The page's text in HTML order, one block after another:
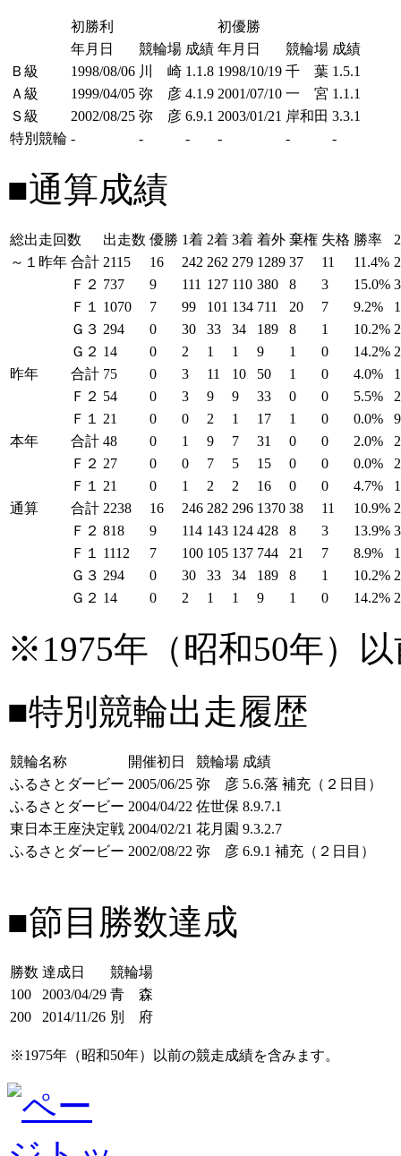
初勝利
初優勝
年月日
競輪場 成績 年月日 競輪場 成績
Ｂ級
1998/08/06 川 崎 1.1.8 1998/10/19 千 葉 1.5.1
Ａ級
1999/04/05 弥 彦 4.1.9 2001/07/10 一 宮 1.1.1
Ｓ級
2002/08/25 弥 彦 6.9.1 2003/01/21 岸和田 3.3.1
特別競輪 - - - - - -
■通算成績
総出走回数 出走数 優勝 1着 2着 3着 着外 棄権 失格 勝率
～１昨年 合計 2115 16 242 262 279 1289 37 11 11.4%
Ｆ２ 737 9 111 127 110 380 8 3 15.0%
Ｆ１
1070 7 99 101 134 711 20 7 9.2%
Ｇ３ 294 0 30 33 34 189 8 1 10.2%
Ｇ２ 14 0 2 1 1 9 1 0 14.2%
昨年
合計 75 0 3 11 10 50 1 0 4.0%
Ｆ２ 54 0 3 9 9 33 0 0 5.5%
Ｆ１
21 0 0 2 1 17 1 0 0.0%
本年
合計 48 0 1 9 7 31 0 0 2.0%
Ｆ２ 27 0 0 7 5 15 0 0 0.0%
Ｆ１
21 0 1 2 2 16 0 0 4.7%
通算
合計 2238 16 246 282 296 1370 38 11 10.9%
Ｆ２ 818 9 114 143 124 428 8 3 13.9%
Ｆ１
1112 7 100 105 137 744 21 7 8.9%
Ｇ３ 294 0 30 33 34 189 8 1 10.2%
Ｇ２ 14 0 2 1 1 9 1 0 14.2%
※1975年（昭和50年）
■特別競輪出走履歴
競輪名称 開催初日 競輪場 成績
ふるさとダービー 2005/06/25 弥 彦 5.6.落 補充（２日目）
ふるさとダービー 2004/04/22 佐世保 8.9.7.1
東日本王座決定戦 2004/02/21 花月園 9.3.2.7
ふるさとダービー 2002/08/22 弥 彦 6.9.1 補充（２日目）
■節目勝数達成
勝数 達成日
競輪場
100
2003/04/29 青 森
200
2014/11/26 別 府
※1975年（昭和50年）以前の競走成績を含みます。